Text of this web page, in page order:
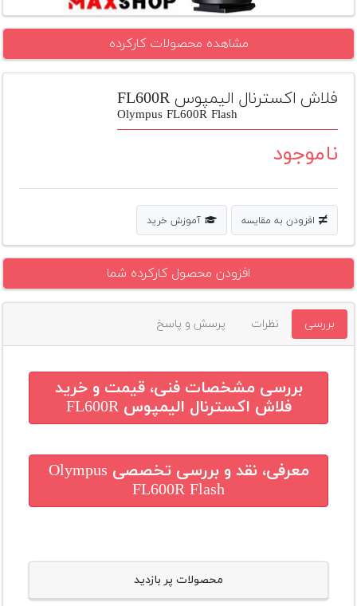
پلاس
افزودن
دست
دوم
دوربین
بله
مشاهده محصولات کارکرده
فلاش اکسترنال الیمپوس FL600R
Olympus FL600R Flash
ناموجود
افزودن به مقایسه آموزش خرید
افزودن محصول کارکرده شما
بررسی نظرات پرسش و پاسخ
بررسی مشخصات فنی، قیمت و خرید
فلاش اکسترنال الیمپوس FL600R
معرفی، نقد و بررسی تخصصی Olympus
FL600R Flash
محصولات پر بازدید